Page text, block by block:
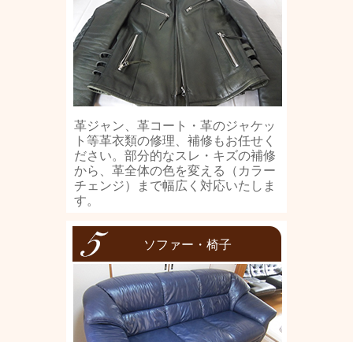
革ジャン、革コート・革のジャケッ
ト等革衣類の修理、補修もお任せく
ださい。部分的なスレ・キズの補修
から、革全体の色を変える（カラー
チェンジ）まで幅広く対応いたしま
す。
ソファー・椅子